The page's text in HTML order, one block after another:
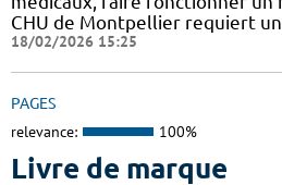
CHU de Montpellier requiert
18/02/2026 15:25
PAGES
relevance: 100%
Livre de marque